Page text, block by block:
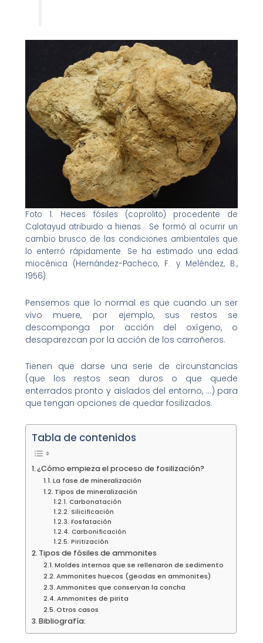
Foto 1. Heces fósiles (coprolito) procedente de
Calatayud atribuido a hienas . Se formó al ocurrir un
cambio brusco de las condiciones ambientales que
lo enterró rápidamente. Se ha estimado una edad
miocénica (Hernández-Pacheco, F. y Meléndez, B.,
1956).
Pensemos que lo normal es que cuando un ser
vivo muere, por ejemplo, sus restos se
descomponga por acción del oxígeno, o
desaparezcan por la acción de los carroñeros.
Tienen que darse una serie de circunstancias
(que los restos sean duros o que quede
enterrados pronto y aislados del entorno, …) para
que tengan opciones de quedar fosilizados.
Tabla de contenidos
¿Cómo empieza el proceso de fosilización?
La fase de mineralización
Tipos de mineralización
Carbonatación
Silicificación
Fosfatación
Carbonificación
Piritización
Tipos de fósiles de ammonites
Moldes internos que se rellenaron de sedimento
Ammonites huecos (geodas en ammonites)
Ammonites que conservan la concha
Ammonites de pirita
Otros casos
Bibliografía: